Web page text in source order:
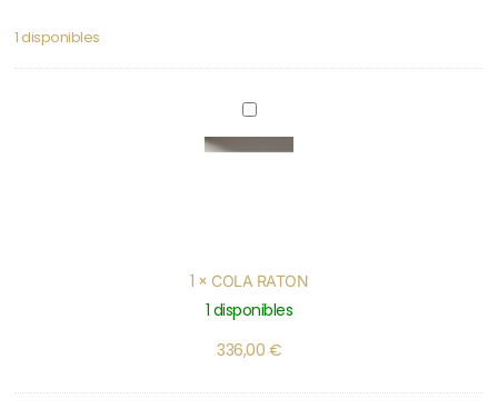
1 disponibles
COLA
RATON
1 × COLA RATON
1 disponibles
336,00 €